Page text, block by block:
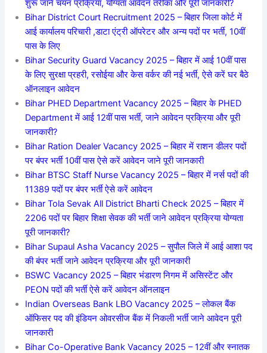
शुरू जाने चयन प्रक्रिया, योग्यता आवेदन तरीका और पूरी जानकारी?
Bihar District Court Recruitment 2025 – बिहार जिला कोर्ट में
आई कार्यालय परिचारी ,डाटा एंट्री ऑपरेटर और अन्य पदों पर भर्ती, 10वीं
पास के लिए
Bihar Security Guard Vacancy 2025 – बिहार में आई 10वीं पास
के लिए सुरक्षा प्रहरी, रसोईया और केस वर्कर की नई भर्ती, ऐसे करें घर बैठे
ऑनलाइन आवेदन
Bihar PHED Department Vacancy 2025 – बिहार के PHED
Department में आई 12वीं पास भर्ती, जाने आवेदन प्रक्रिया और पूरी
जानकारी?
Bihar Ration Dealer Vacancy 2025 – बिहार में राशन डीलर पदों
पर बंपर भर्ती 10वीं पास ऐसे करें आवेदन जाने पूरी जानकारी
Bihar BTSC Staff Nurse Vacancy 2025 – बिहार में नर्स पदों की
11389 पदों पर बंपर भर्ती ऐसे करें आवेदन
Bihar Tola Sevak All District Bharti Check 2025 – बिहार में
2206 पदों पर बिहार शिक्षा सेवक की भर्ती जाने आवेदन प्रक्रिया योग्यता
पूरी जानकारी?
Bihar Supaul Asha Vacancy 2025 – सुपौल जिले में आई आशा पद
की बंपर भर्ती जाने आवेदन प्रक्रिया और पूरी जानकारी
BSWC Vacancy 2025 – बिहार भंडारण निगम में असिस्टेंट और
PEON पदों की भर्ती ऐसे करें आवेदन ऑनलाइन
Indian Overseas Bank LBO Vacancy 2025 – लोकल बैंक
ऑफिसर पद की इंडियन ओवरसीज बैंक में निकली भर्ती जाने आवेदन पूरी
जानकारी
Bihar Co-Operative Bank Vacancy 2025 – 12वीं और स्नातक